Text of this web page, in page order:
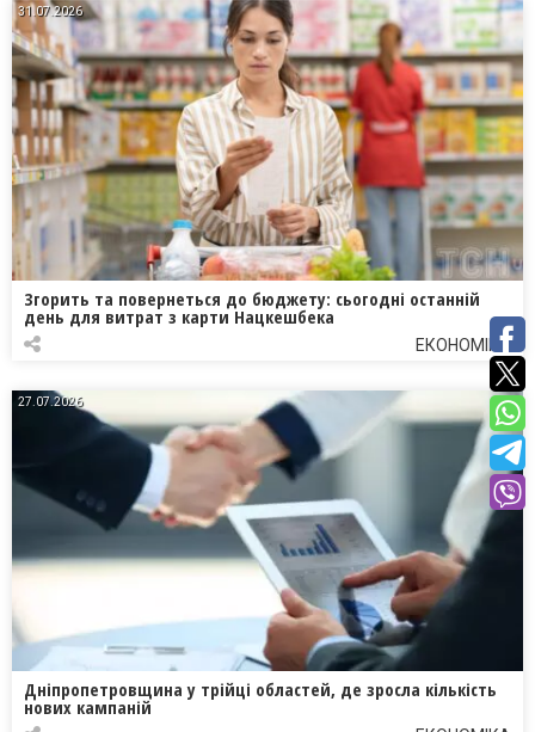
31.07.2026
Згорить та повернеться до бюджету: сьогодні останній
день для витрат з карти Нацкешбека
ЕКОНОМІКА
27.07.2026
Дніпропетровщина у трійці областей, де зросла кількість
нових кампаній